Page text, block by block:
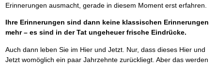
Erinnerungen ausmacht, gerade in diesem Moment erst erfahren.
Ihre Erinnerungen sind dann keine klassischen Erinnerungen
mehr – es sind in der Tat ungeheuer frische Eindrücke.
Auch dann leben Sie im Hier und Jetzt. Nur, dass dieses Hier und
Jetzt womöglich ein paar Jahrzehnte zurückliegt. Aber das werden